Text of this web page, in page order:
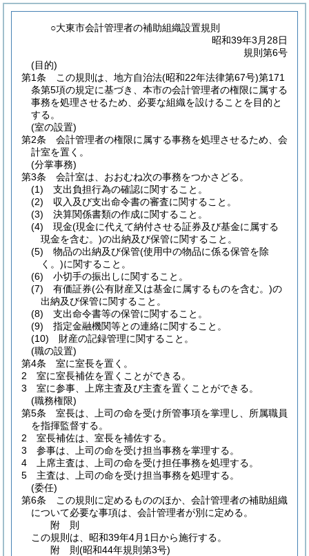
○大東市会計管理者の補助組織設置規則
昭和39年3月28日
規則第6号
(目的)
第1条
この規則は、地方自治法(昭和22年法律第67号)第171
条第5項の規定に基づき、本市の会計管理者の権限に属する
事務を処理させるため、必要な組織を設けることを目的と
する。
(室の設置)
第2条
会計管理者の権限に属する事務を処理させるため、会
計室を置く。
(分掌事務)
第3条
会計室は、おおむね次の事務をつかさどる。
(1)
支出負担行為の確認に関すること。
(2)
収入及び支出命令書の審査に関すること。
(3)
決算関係書類の作成に関すること。
(4)
現金(現金に代えて納付させる証券及び基金に属する
現金を含む。)の出納及び保管に関すること。
(5)
物品の出納及び保管(使用中の物品に係る保管を除
く。)に関すること。
(6)
小切手の振出しに関すること。
(7)
有価証券(公有財産又は基金に属するものを含む。)の
出納及び保管に関すること。
(8)
支出命令書等の保管に関すること。
(9)
指定金融機関等との連絡に関すること。
(10)
財産の記録管理に関すること。
(職の設置)
第4条
室に室長を置く。
2
室に室長補佐を置くことができる。
3
室に参事、上席主査及び主査を置くことができる。
(職務権限)
第5条
室長は、上司の命を受け所管事項を掌理し、所属職員
を指揮監督する。
2
室長補佐は、室長を補佐する。
3
参事は、上司の命を受け担当事務を掌理する。
4
上席主査は、上司の命を受け担任事務を処理する。
5
主査は、上司の命を受け担当事務を処理する。
(委任)
第6条
この規則に定めるもののほか、会計管理者の補助組織
について必要な事項は、会計管理者が別に定める。
附 則
この規則は、昭和39年4月1日から施行する。
附 則(昭和44年規則第3号)